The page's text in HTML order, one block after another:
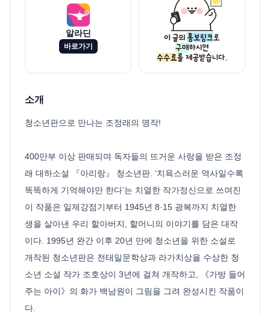
알라딘
바로가기
소개
청소년판으로 만나는 조정래의 명작!
400만부 이상 판매되며 독자들의 뜨거운 사랑을 받은 조정
래 대하소설 『아리랑』 청소년판. ‘치욕스러운 역사일수록
똑똑하게 기억해야만 한다’는 치열한 작가정신으로 쓰여진
이 작품은 일제강점기부터 1945년 8·15 광복까지 치열한
생을 살아낸 우리 할아버지, 할머니의 이야기를 담은 대작
이다. 1995년 완간 이후 20년 만에 청소년을 위한 소설로
개작된 청소년판은 전태일문학상과 라가치상을 수상한 청
소년 소설 작가 조호상이 3년에 걸쳐 개작하고, 《가방 들어
주는 아이》의 화가 백남원이 그림을 그려 완성시킨 작품이
다.